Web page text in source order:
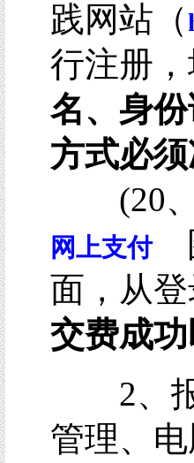
践网站（
行注册
名、身
方式必
(20、
网上支付
面，从
交费成
2、报
管理、